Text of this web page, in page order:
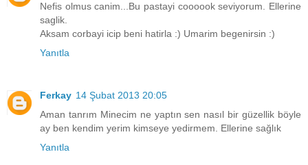
Nefis olmus canim...Bu pastayi coooook seviyorum. Ellerine
saglik.
Aksam corbayi icip beni hatirla :) Umarim begenirsin :)
Yanıtla
Ferkay 14 Şubat 2013 20:05
Aman tanrım Minecim ne yaptın sen nasıl bir güzellik böyle
ay ben kendim yerim kimseye yedirmem. Ellerine sağlık
Yanıtla